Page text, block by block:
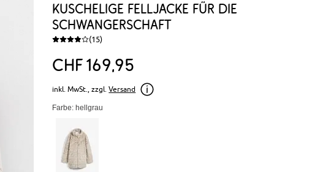
Kuschelige Felljacke für die
Schwangerschaft
(15)
CHF169 95
inkl. MwSt., zzgl. Versand
Farbe: hellgrau